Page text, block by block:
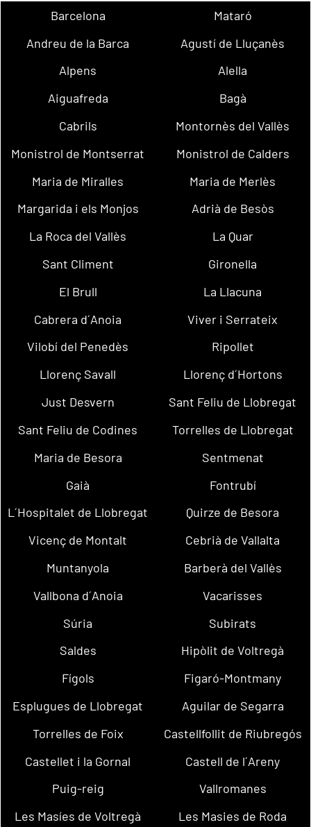
Barcelona
Mataró
Andreu de la Barca
Agustí de Lluçanès
Alpens
Alella
Aiguafreda
Bagà
Cabrils
Montornès del Vallès
Monistrol de Montserrat
Monistrol de Calders
Maria de Miralles
Maria de Merlès
Margarida i els Monjos
Adrià de Besòs
La Roca del Vallès
La Quar
Sant Climent
Gironella
El Brull
La Llacuna
Cabrera d´Anoia
Viver i Serrateix
Vilobí del Penedès
Ripollet
Llorenç Savall
Llorenç d´Hortons
Just Desvern
Sant Feliu de Llobregat
Sant Feliu de Codines
Torrelles de Llobregat
Maria de Besora
Sentmenat
Gaià
Fontrubí
L´Hospitalet de Llobregat
Quirze de Besora
Vicenç de Montalt
Cebrià de Vallalta
Muntanyola
Barberà del Vallès
Vallbona d´Anoia
Vacarisses
Súria
Subirats
Saldes
Hipòlit de Voltregà
Fígols
Figaró-Montmany
Esplugues de Llobregat
Aguilar de Segarra
Torrelles de Foix
Castellfollit de Riubregós
Castellet i la Gornal
Castell de l´Areny
Puig-reig
Vallromanes
Les Masíes de Voltregà
Les Masies de Roda